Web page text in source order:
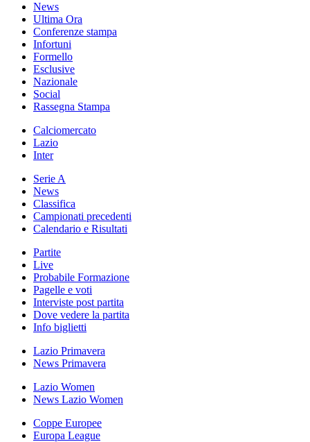
News
Ultima Ora
Conferenze stampa
Infortuni
Formello
Esclusive
Nazionale
Social
Rassegna Stampa
Calciomercato
Lazio
Inter
Serie A
News
Classifica
Campionati precedenti
Calendario e Risultati
Partite
Live
Probabile Formazione
Pagelle e voti
Interviste post partita
Dove vedere la partita
Info biglietti
Lazio Primavera
News Primavera
Lazio Women
News Lazio Women
Coppe Europee
Europa League